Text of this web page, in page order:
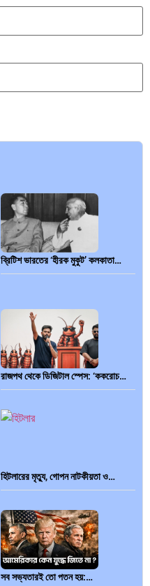
ব্রিটিশ ভারতের ‘হীরক মুকুট’ কলকাতা…
রাজপথ থেকে ডিজিটাল স্পেস: ‘ককরোচ…
হিটলারের মৃত্যু, গোপন নাটকীয়তা ও…
সব সভ্যতারই তো পতন হয়:…